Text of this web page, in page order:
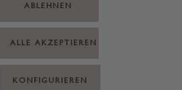
ABLEHNEN
ALLE AKZEPTIEREN
KONFIGURIEREN